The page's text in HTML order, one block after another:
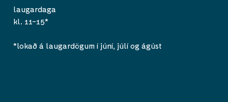
laugardaga
kl. 11-15*
*lokað á laugardögum í júní, júlí og ágúst